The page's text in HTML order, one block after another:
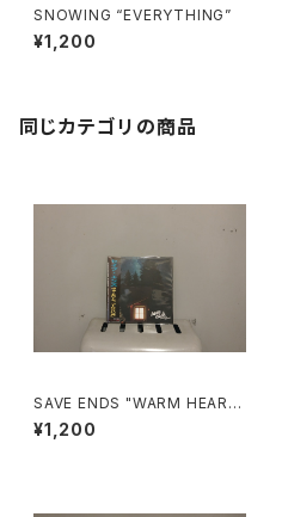
SNOWING “EVERYTHING”
¥1,200
同じカテゴリの商品
SAVE ENDS "WARM HEART
S, COLD HANDS"
¥1,200